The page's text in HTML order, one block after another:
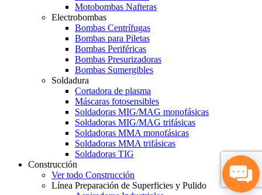
Motobombas Nafteras
Electrobombas
Bombas Centrífugas
Bombas para Piletas
Bombas Periféricas
Bombas Presurizadoras
Bombas Sumergibles
Soldadura
Cortadora de plasma
Máscaras fotosensibles
Soldadoras MIG/MAG monofásicas
Soldadoras MIG/MAG trifásicas
Soldadoras MMA monofásicas
Soldadoras MMA trifásicas
Soldadoras TIG
Construcción
Ver todo Construcción
Línea Preparación de Superficies y Pulido